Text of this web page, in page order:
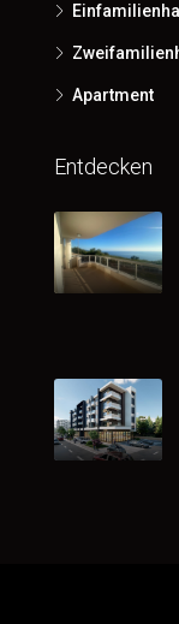
Apartment
Entdecken